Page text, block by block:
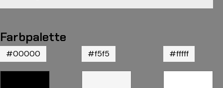
Farbpalette
#00000 #f5f5 #fffff